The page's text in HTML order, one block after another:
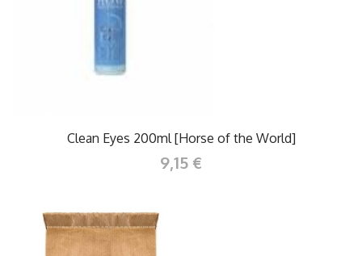
Clean Eyes 200ml [Horse of the World]
9,15 €